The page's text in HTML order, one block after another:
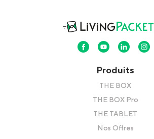
Produits
THE BOX
THE BOX Pro
THE TABLET
Nos Offres